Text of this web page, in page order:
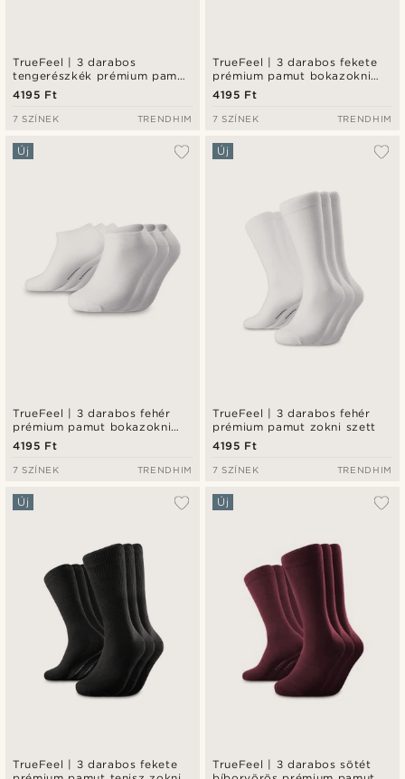
TrueFeel | 3 darabos
tengerészkék prémium pamut
zokni szett
4195 Ft
7 SZÍNEK TRENDHIM
TrueFeel | 3 darabos fekete
prémium pamut bokazokni
szett
4195 Ft
7 SZÍNEK TRENDHIM
TrueFeel | 3 darabos fehér
prémium pamut bokazokni
szett
Új
4195 Ft
7 SZÍNEK TRENDHIM
TrueFeel | 3 darabos fehér
prémium pamut zokni szett
Új
4195 Ft
7 SZÍNEK TRENDHIM
TrueFeel | 3 darabos fekete
Új
TrueFeel | 3 darabos sötét
Új